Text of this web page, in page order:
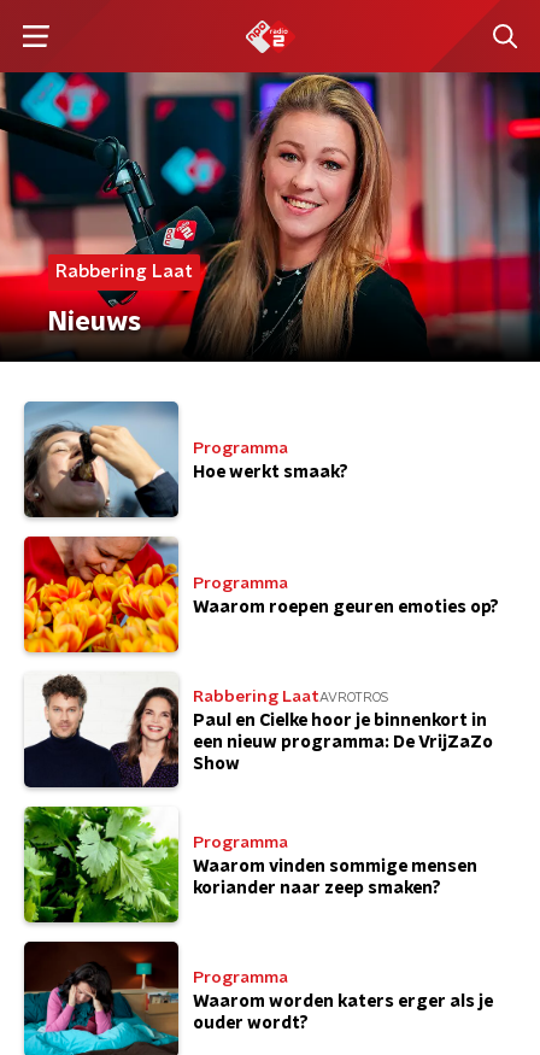
Rabbering Laat
Nieuws
Programma
Hoe werkt smaak?
Programma
Waarom roepen geuren emoties op?
Rabbering LaatAVROTROS
Paul en Cielke hoor je binnenkort in
een nieuw programma: De VrijZaZo
Show
Programma
Waarom vinden sommige mensen
koriander naar zeep smaken?
Programma
Waarom worden katers erger als je
ouder wordt?